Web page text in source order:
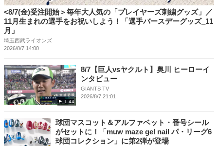
<8/7(金)受注開始＞毎年大人気の「プレイヤーズ刺繍グッズ」／
11月生まれの選手をお祝いしよう！「選手バースデーグッズ_11
月」
埼玉西武ライオンズ
2026/8/7 14:00
1:44
8/7【巨人vsヤクルト】奥川 ヒーローイ
ンタビュー
GIANTS TV
2026/8/7 21:01
球団マスコット＆アルファベット・番号シール
がセットに！「muw maze gel nail パ・リーグ6
球団コレクション」に第2弾が登場